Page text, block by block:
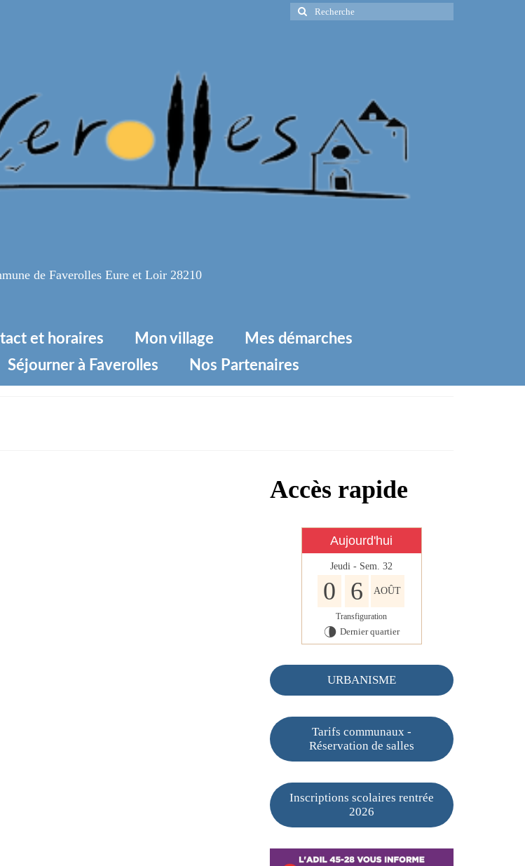
Rechercher
:
de Faverolles Eure et Loir 28210
et horaires Mon village
Mes démarches
Séjourner à Faverolles Nos Partenaires
Accès rapide
Aujourd'hui
Jeudi - Sem. 32
0 6 AOÛT
Transfiguration
U Dernier quartier
URBANISME
Tarifs communaux -
Réservation de salles
Inscriptions scolaires rentrée
2026